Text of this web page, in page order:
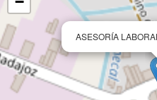
ASESORÍA